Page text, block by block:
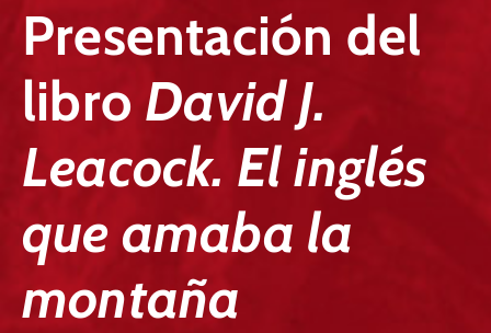
COMUNICADOS
CONOCERNOS
CONTACTO
Presentación del
libro David J.
Leacock. El inglés
que amaba la
montaña